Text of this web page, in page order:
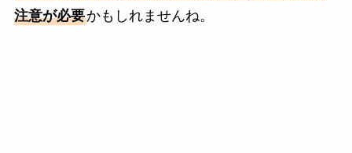
注意が必要かもしれませんね。